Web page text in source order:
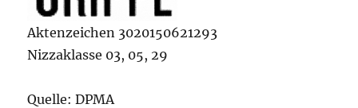
Aktenzeichen 3020150621293
Nizzaklasse 03, 05, 29
Quelle: DPMA